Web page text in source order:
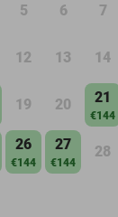
5 6 7
12 13 14
19 20 21
€144
26
€144
27
€144
28